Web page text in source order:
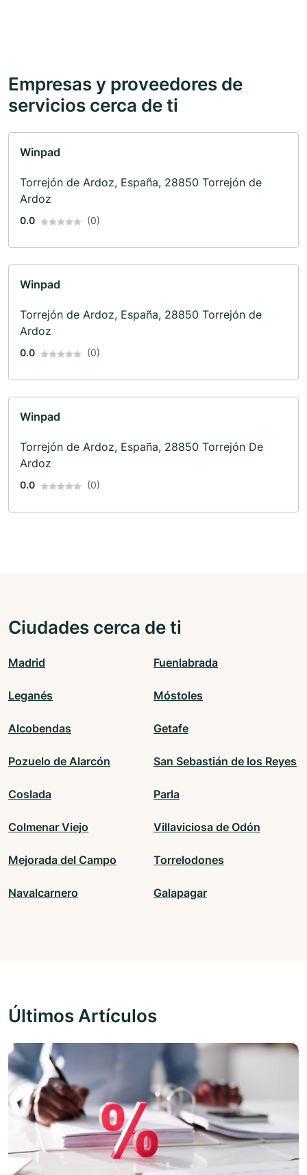
Empresas y proveedores de
servicios cerca de ti
Winpad
Torrejón de Ardoz, España, 28850 Torrejón de
Ardoz
0.0 (0)
Winpad
Torrejón de Ardoz, España, 28850 Torrejón de
Ardoz
0.0 (0)
Winpad
Torrejón de Ardoz, España, 28850 Torrejón De
Ardoz
0.0 (0)
Ciudades cerca de ti
Madrid Fuenlabrada
Leganés Móstoles
Alcobendas Getafe
Pozuelo de Alarcón San Sebastián de los Reyes
Coslada Parla
Colmenar Viejo Villaviciosa de Odón
Mejorada del Campo Torrelodones
Navalcarnero Galapagar
Últimos Artículos